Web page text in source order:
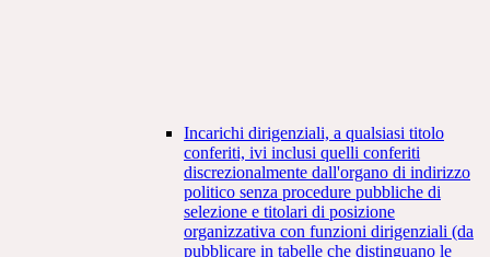
Incarichi dirigenziali, a qualsiasi titolo
conferiti, ivi inclusi quelli conferiti
discrezionalmente dall'organo di indirizzo
politico senza procedure pubbliche di
selezione e titolari di posizione
organizzativa con funzioni dirigenziali (da
pubblicare in tabelle che distinguano le